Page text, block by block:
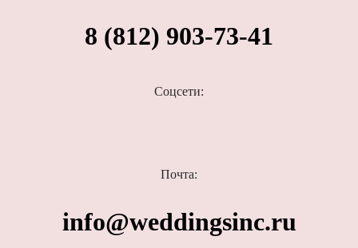
8 (812) 903-73-41
Соцсети:
Почта:
info@weddingsinc.ru